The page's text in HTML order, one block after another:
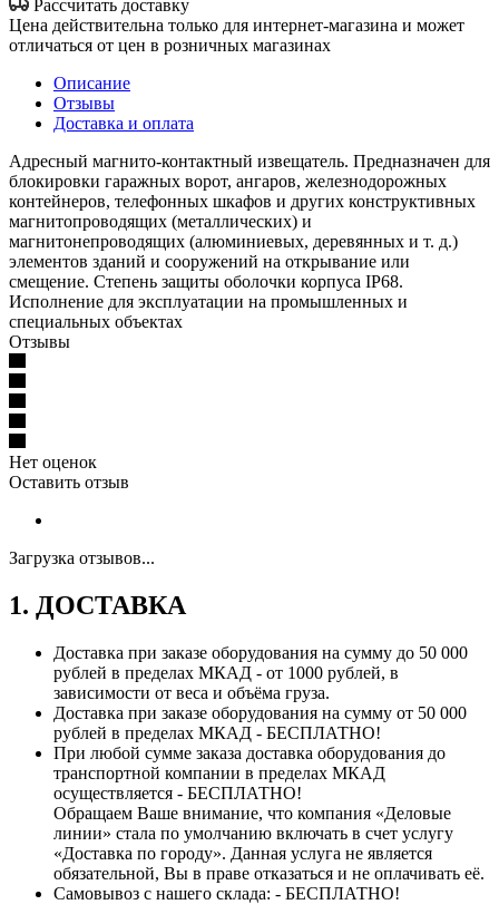
Рассчитать доставку
Цена действительна только для интернет-магазина и может
отличаться от цен в розничных магазинах
Описание
Отзывы
Доставка и оплата
Адресный магнито-контактный извещатель. Предназначен для
блокировки гаражных ворот, ангаров, железнодорожных
контейнеров, телефонных шкафов и других конструктивных
магнитопроводящих (металлических) и
магнитонепроводящих (алюминиевых, деревянных и т. д.)
элементов зданий и сооружений на открывание или
смещение. Степень защиты оболочки корпуса IP68.
Исполнение для эксплуатации на промышленных и
специальных объектах
Отзывы
Нет оценок
Оставить отзыв
Загрузка отзывов...
1. ДОСТАВКА
Доставка при заказе оборудования на сумму до 50 000
рублей в пределах МКАД - от 1000 рублей, в
зависимости от веса и объёма груза.
Доставка при заказе оборудования на сумму от 50 000
рублей в пределах МКАД - БЕСПЛАТНО!
При любой сумме заказа доставка оборудования до
транспортной компании в пределах МКАД
осуществляется - БЕСПЛАТНО!
Обращаем Ваше внимание, что компания «Деловые
линии» стала по умолчанию включать в счет услугу
«Доставка по городу». Данная услуга не является
обязательной, Вы в праве отказаться и не оплачивать её.
Самовывоз с нашего склада: - БЕСПЛАТНО!